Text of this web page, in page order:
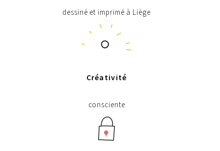
dessiné et imprimé à Liège
Créativité
consciente